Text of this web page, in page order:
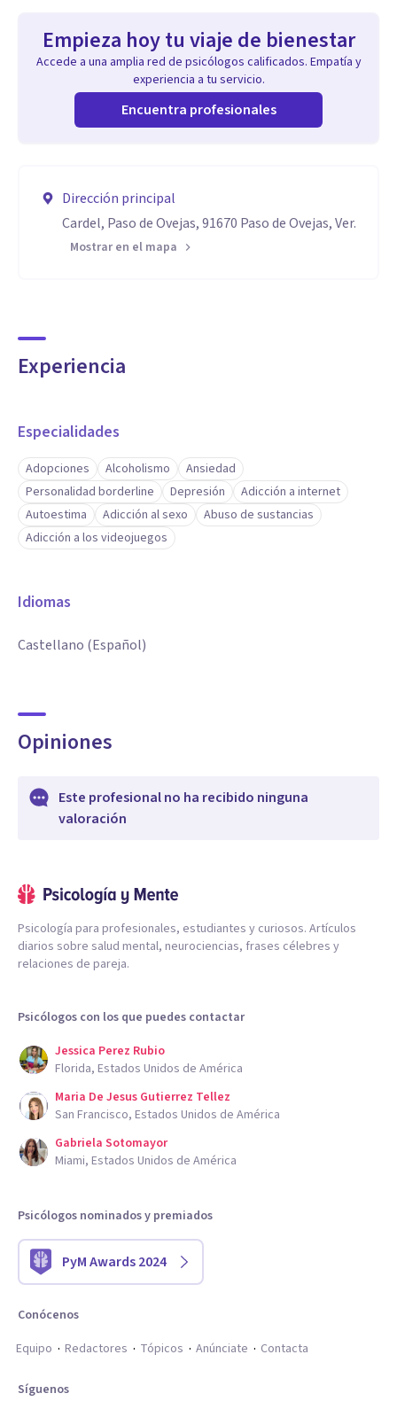
Empieza hoy tu viaje de bienestar
Accede a una amplia red de psicólogos calificados. Empatía y
experiencia a tu servicio.
Encuentra profesionales
Dirección principal
Cardel, Paso de Ovejas, 91670 Paso de Ovejas, Ver.
Mostrar en el mapa
Experiencia
Especialidades
Adopciones Alcoholismo
Ansiedad
Personalidad borderline
Depresión
Adicción a internet
Autoestima
Adicción al sexo
Abuso de sustancias
Adicción a los videojuegos
Idiomas
Castellano (Español)
Opiniones
Este profesional no ha recibido ninguna
valoración
Psicología para profesionales, estudiantes y curiosos. Artículos
diarios sobre salud mental, neurociencias, frases célebres y
relaciones de pareja.
Psicólogos con los que puedes contactar
Jessica Perez Rubio
Florida, Estados Unidos de América
Maria De Jesus Gutierrez Tellez
San Francisco, Estados Unidos de América
Gabriela Sotomayor
Miami, Estados Unidos de América
Psicólogos nominados y premiados
PyM Awards 2024
Conócenos
Equipo
Redactores Tópicos Anúnciate Contacta
Síguenos